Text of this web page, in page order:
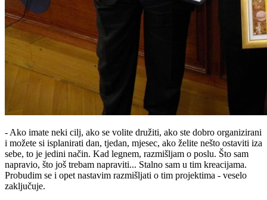
- Ako imate neki cilj, ako se volite družiti, ako ste dobro organizirani
i možete si isplanirati dan, tjedan, mjesec, ako želite nešto ostaviti iza
sebe, to je jedini način. Kad legnem, razmišljam o poslu. Što sam
napravio, što još trebam napraviti... Stalno sam u tim kreacijama.
Probudim se i opet nastavim razmišljati o tim projektima - veselo
zaključuje.